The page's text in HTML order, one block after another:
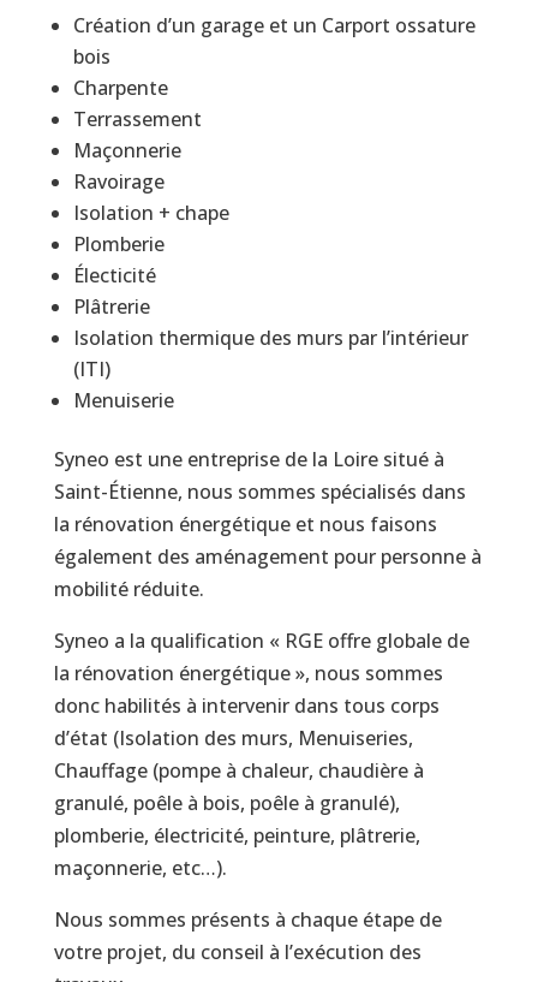
Création d’un garage et un Carport ossature
bois
Charpente
Terrassement
Maçonnerie
Ravoirage
Isolation + chape
Plomberie
Électicité
Plâtrerie
Isolation thermique des murs par l’intérieur
(ITI)
Menuiserie
Syneo est une entreprise de la Loire situé à
Saint-Étienne, nous sommes spécialisés dans
la rénovation énergétique et nous faisons
également des aménagement pour personne à
mobilité réduite.
Syneo a la qualification « RGE offre globale de
la rénovation énergétique », nous sommes
donc habilités à intervenir dans tous corps
d’état (Isolation des murs, Menuiseries,
Chauffage (pompe à chaleur, chaudière à
granulé, poêle à bois, poêle à granulé),
plomberie, électricité, peinture, plâtrerie,
maçonnerie, etc…).
Nous sommes présents à chaque étape de
votre projet, du conseil à l’exécution des